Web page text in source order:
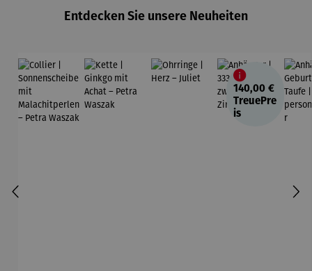
Entdecken Sie unsere Neuheiten
140,00 €
TreuePre
is